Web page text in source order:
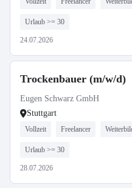
Urlaub >= 30
24.07.2026
Trockenbauer (m/w/d)
Eugen Schwarz GmbH
Stuttgart
Vollzeit Freelancer
Urlaub >= 30
28.07.2026